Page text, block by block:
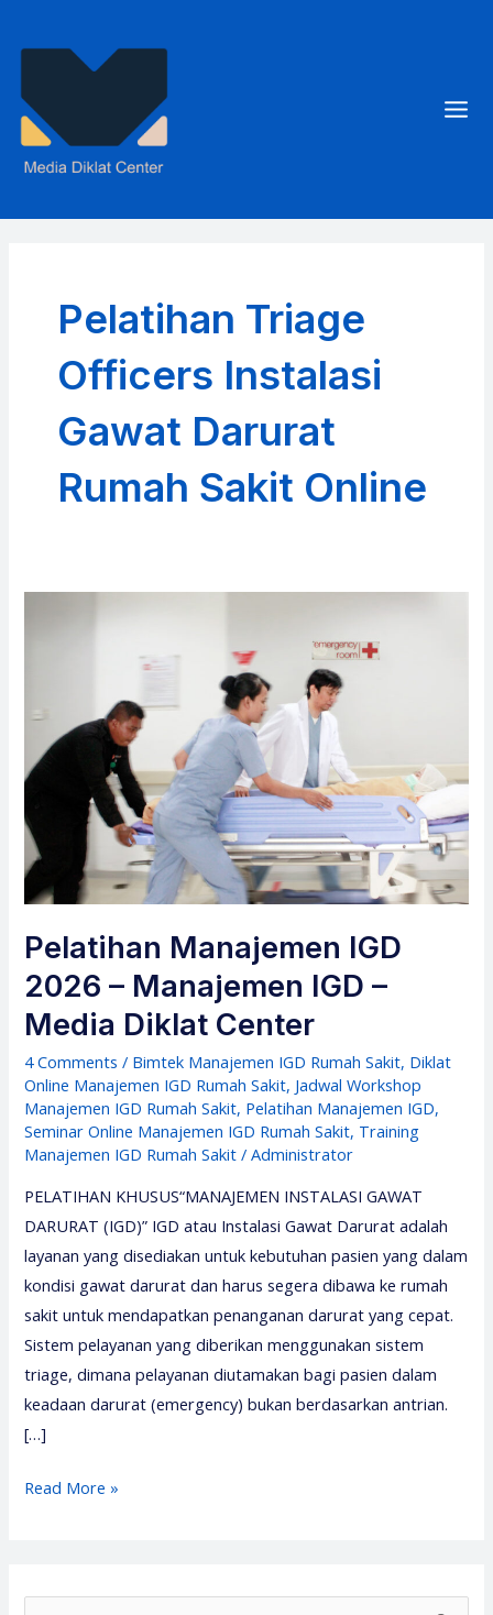
Pelatihan Triage
Officers Instalasi
Gawat Darurat
Rumah Sakit Online
Pelatihan Manajemen IGD
2026 – Manajemen IGD –
Media Diklat Center
4 Comments / Bimtek Manajemen IGD Rumah Sakit, Diklat
Online Manajemen IGD Rumah Sakit, Jadwal Workshop
Manajemen IGD Rumah Sakit, Pelatihan Manajemen IGD,
Seminar Online Manajemen IGD Rumah Sakit, Training
Manajemen IGD Rumah Sakit /Administrator
PELATIHAN KHUSUS“MANAJEMEN INSTALASI GAWAT
DARURAT (IGD)” IGD atau Instalasi Gawat Darurat adalah
layanan yang disediakan untuk kebutuhan pasien yang dalam
kondisi gawat darurat dan harus segera dibawa ke rumah
sakit untuk mendapatkan penanganan darurat yang cepat.
Sistem pelayanan yang diberikan menggunakan sistem
triage, dimana pelayanan diutamakan bagi pasien dalam
keadaan darurat (emergency) bukan berdasarkan antrian.
[…]
Pelatihan
Read More »